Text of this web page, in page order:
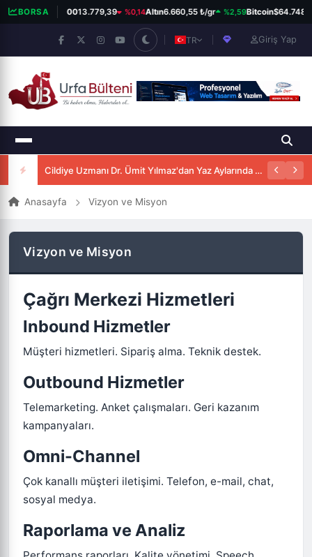
BORSABIST 10013.779,39 %0,14Altın6.660,55 ₺/gr %2,59Bitcoin$64.748
TR Giriş Yap
Cildiye Uzmanı Dr. Ümit Yılmaz'dan Yaz Aylarında Güneşten Korunma Uyarısı
Anasayfa Vizyon ve Misyon
Vizyon ve Misyon
Çağrı Merkezi Hizmetleri
Inbound Hizmetler
Müşteri hizmetleri. Sipariş alma. Teknik destek.
Outbound Hizmetler
Telemarketing. Anket çalışmaları. Geri kazanım
kampanyaları.
Omni-Channel
Çok kanallı müşteri iletişimi. Telefon, e-mail, chat,
sosyal medya.
Raporlama ve Analiz